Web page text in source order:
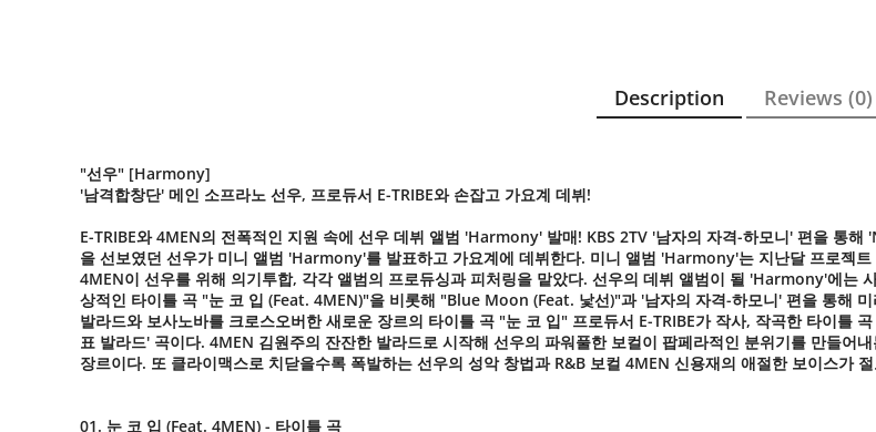
Description Reviews (0)
"선우" [Harmony]
'남격합창단' 메인 소프라노 선우, 프로듀서 E-TRIBE와 손잡고 가요계 데뷔!
E-TRIBE와 4MEN의 전폭적인 지원 속에 선우 데뷔 앨범 'Harmony' 발매! KBS 2TV '남자의 자격-하모니' 편을 통
을 선보였던 선우가 미니 앨범 'Harmony'를 발표하고 가요계에 데뷔한다. 미니 앨범 'Harmony'는 지난달 프로젝
4MEN이 선우를 위해 의기투합, 각각 앨범의 프로듀싱과 피처링을 맡았다. 선우의 데뷔 앨범이 될 'Harmony'에는
상적인 타이틀 곡 "눈 코 입 (Feat. 4MEN)"을 비롯해 "Blue Moon (Feat. 낯선)"과 '남자의 자격-하모니' 편을 통해
발라드와 보사노바를 크로스오버한 새로운 장르의 타이틀 곡 "눈 코 입" 프로듀서 E-TRIBE가 작사, 작곡한 타이틀
표 발라드' 곡이다. 4MEN 김원주의 잔잔한 발라드로 시작해 선우의 파워풀한 보컬이 팝페라적인 분위기를 만들어
장르이다. 또 클라이맥스로 치닫을수록 폭발하는 선우의 성악 창법과 R&B 보컬 4MEN 신용재의 애절한 보이스가
01. 눈 코 입 (Feat. 4MEN) - 타이틀 곡